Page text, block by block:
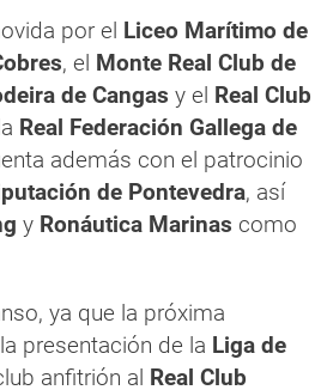
por el Liceo Marítimo de
, el Monte Real Club de
de Cangas y el Real Club
Real Federación Gallega de
además con el patrocinio
de Pontevedra, así
y Ronáutica Marinas como
ya que la próxima
presentación de la Liga de
anfitrión al Real Club